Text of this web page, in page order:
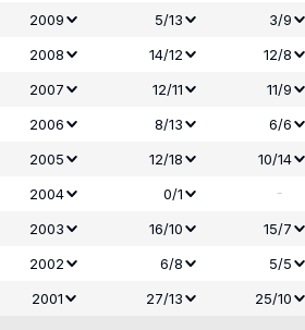
2009
5/13 3/9
2008
14/12 12/8
2007
12/11 11/9
2006
8/13 6/6
2005
12/18 10/14
2004
0/1 -
2003 16/10 15/7
2002 6/8 5/5
2001
27/13 25/10